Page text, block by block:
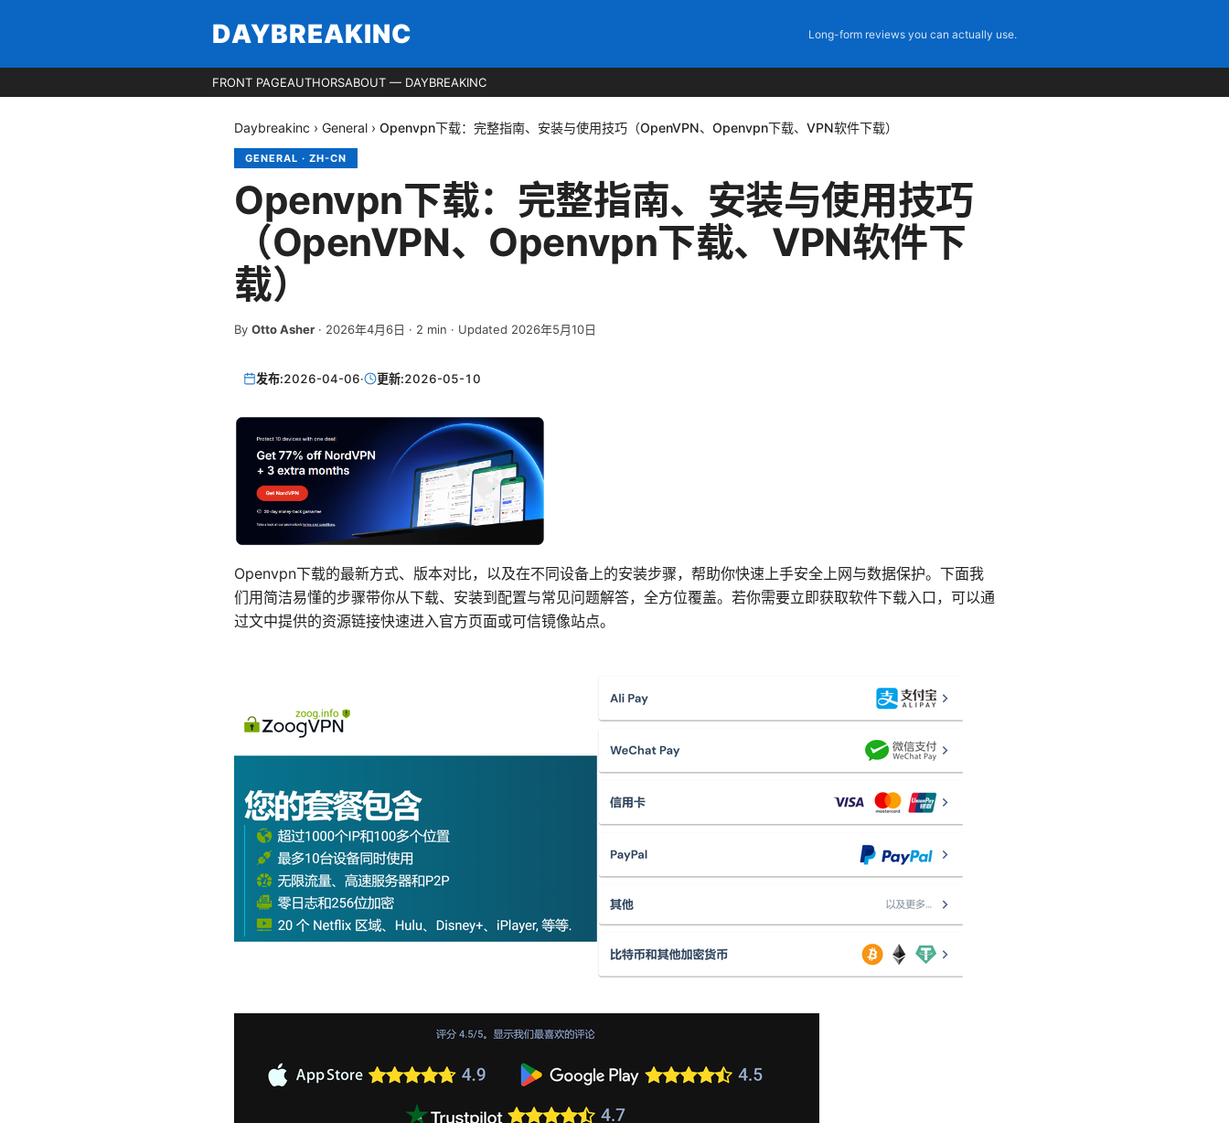
DAYBREAKINC Long-form reviews you can actually use.
FRONT PAGEAUTHORSABOUT — DAYBREAKINC
Daybreakinc › General › Openvpn下载：完整指南、安装与使用技巧（OpenVPN、Openvpn下载、VPN软件下载）
GENERAL · ZH-CN
Openvpn下载：完整指南、安装与使用技巧
（OpenVPN、Openvpn下载、VPN软件下
载）
By Otto Asher · 2026年4月6日 · 2 min · Updated 2026年5月10日
发布:2026-04-06· 更新:2026-05-10
Openvpn下载的最新方式、版本对比，以及在不同设备上的安装步骤，帮助你快速上手安全上网与数据保护。下面我
们用简洁易懂的步骤带你从下载、安装到配置与常见问题解答，全方位覆盖。若你需要立即获取软件下载入口，可以通
过文中提供的资源链接快速进入官方页面或可信镜像站点。